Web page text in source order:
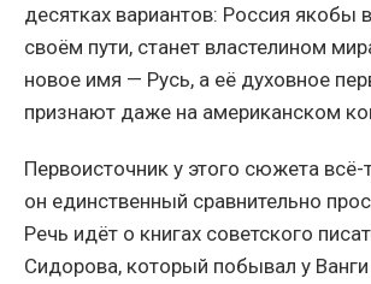
десятках вариантов: Россия якобы
своём пути, станет властелином
новое имя — Русь, а её духовное
признают даже на американском
Первоисточник у этого сюжета всё-
он единственный сравнительно
Речь идёт о книгах советского
Сидорова, который побывал у